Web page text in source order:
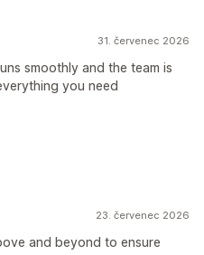
31. červenec 2026
smoothly and the team is
you need
23. červenec 2026
and beyond to ensure